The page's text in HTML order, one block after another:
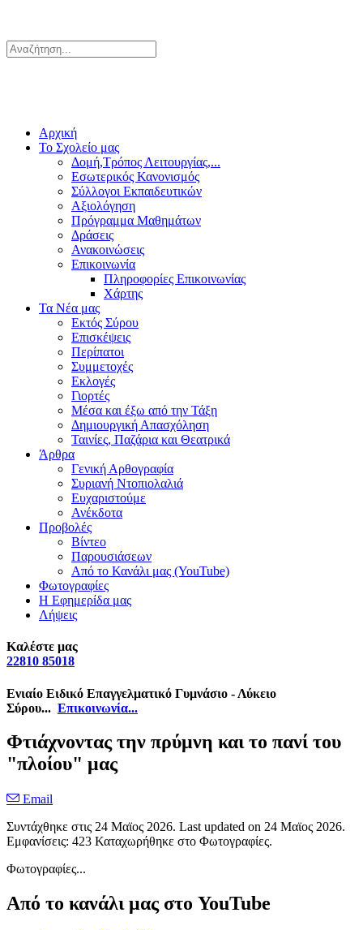
Αρχική
Το Σχολείο μας
Δομή,Τρόπος Λειτουργίας,...
Εσωτερικός Κανονισμός
Σύλλογοι Εκπαιδευτικών
Αξιολόγηση
Πρόγραμμα Μαθημάτων
Δράσεις
Ανακοινώσεις
Επικοινωνία
Πληροφορίες Επικοινωνίας
Χάρτης
Τα Νέα μας
Εκτός Σύρου
Επισκέψεις
Περίπατοι
Συμμετοχές
Εκλογές
Γιορτές
Μέσα και έξω από την Τάξη
Δημιουργική Απασχόληση
Ταινίες, Παζάρια και Θεατρικά
Άρθρα
Γενική Αρθογραφία
Συριανή Ντοπιολαλιά
Ευχαριστούμε
Ανέκδοτα
Προβολές
Βίντεο
Παρουσιάσεων
Από το Κανάλι μας (YouTube)
Φωτογραφίες
Η Εφημερίδα μας
Λήψεις
Καλέστε μας
22810 85018
Ενιαίο Ειδικό Επαγγελματικό Γυμνάσιο - Λύκειο
Σύρου... Επικοινωνία...
Φτιάχνοντας την πρύμνη και το πανί του
"πλοίου" μας
Email
Συντάχθηκε στις 24 Μαϊος 2026. Last updated on 24 Μαϊος 2026.
Εμφανίσεις: 423 Καταχωρήθηκε στο Φωτογραφίες.
Φωτογραφίες...
Από το κανάλι μας στο YouTube